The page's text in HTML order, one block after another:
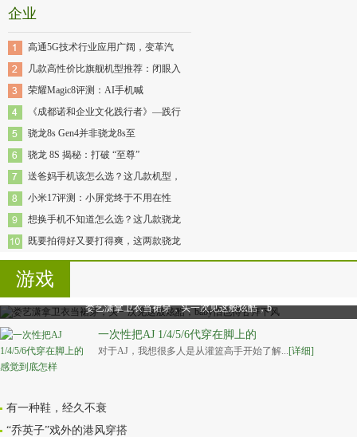
企业
高通5G技术行业应用广阔，变革汽
几款高性价比旗舰机型推荐：闭眼入
荣耀Magic8评测：AI手机喊
《成都诺和企业文化践行者》—践行
骁龙8s Gen4并非骁龙8s至
骁龙 8S 揭秘：打破 “至尊”
送爸妈手机该怎么选？这几款机型，
小米17评测：小屏党终于不用在性
想换手机不知道怎么选？这几款骁龙
既要拍得好又要打得爽，这两款骁龙
游戏
娄艺潇拿卫衣当裙穿，头一次见这般炫酷，b
一次性把AJ 1/4/5/6代穿在脚上的
对于AJ，我想很多人是从灌篮高手开始了解...[详细]
有一种鞋，经久不衰
“乔英子”戏外的港风穿搭